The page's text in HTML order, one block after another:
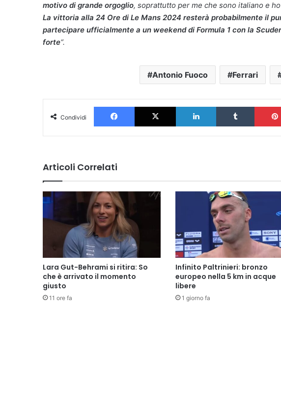
motivo di grande orgoglio, soprattutto per me che sono italiano e
La vittoria alla 24 Ore di Le Mans 2024 resterà probabilmente il
partecipare ufficialmente a un weekend di Formula 1 con la
forte“.
Antonio Fuoco Ferrari
Condividi
Facebook X LinkedIn Tumblr
Articoli Correlati
Lara Gut-Behrami si ritira: So
che è arrivato il momento
giusto
11 ore fa
Infinito Paltrinieri: bronzo
europeo nella 5 km in acque
libere
1 giorno fa